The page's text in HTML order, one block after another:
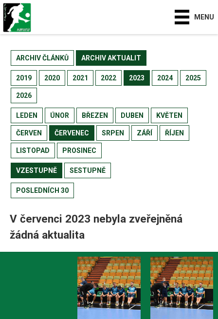
MENU
ARCHIV ČLÁNKŮ ARCHIV AKTUALIT
2019 2020 2021 2022 2023 2024 2025
2026
LEDEN ÚNOR BŘEZEN DUBEN KVĚTEN
ČERVEN ČERVENEC SRPEN ZÁŘÍ ŘÍJEN
LISTOPAD PROSINEC
VZESTUPNĚ SESTUPNĚ
POSLEDNÍCH 30
V červenci 2023 nebyla zveřejněná
žádná aktualita